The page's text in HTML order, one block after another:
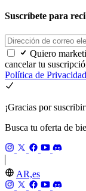
Suscríbete para
Quiero
cancelar tu
Política de
¡Gracias por
Busca tu oferta de
AR,es